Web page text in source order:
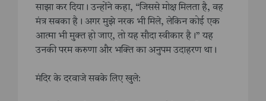
साझा कर दिया। उन्होंने कहा, “जिससे मोक्ष मिलता है, वह
मंत्र सबका है। अगर मुझे नरक भी मिले, लेकिन कोई एक
आत्मा भी मुक्त हो जाए, तो यह सौदा स्वीकार है।” यह
उनकी परम करुणा और भक्ति का अनुपम उदाहरण था।
मंदिर के दरवाजे सबके लिए खुले: